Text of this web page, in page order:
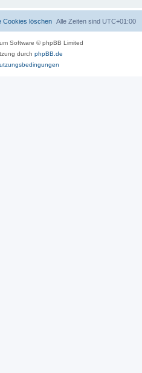
Alle Zeiten sind UTC+01:00
Cookies löschen
Software © phpBB Limited
durch phpBB.de